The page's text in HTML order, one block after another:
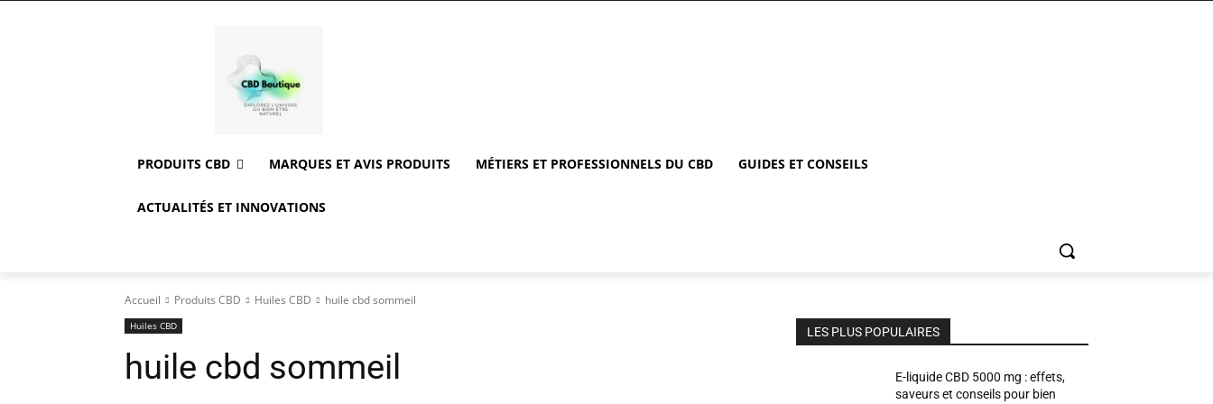
PRODUITS CBD MARQUES ET AVIS PRODUITS MÉTIERS ET PROFESSIONNELS DU CBD GUIDES ET CONSEILS
ACTUALITÉS ET INNOVATIONS
Accueil Produits CBD Huiles CBD huile cbd sommeil
Huiles CBD
huile cbd sommeil
LES PLUS POPULAIRES
E-liquide CBD 5000 mg : effets,
saveurs et conseils pour bien